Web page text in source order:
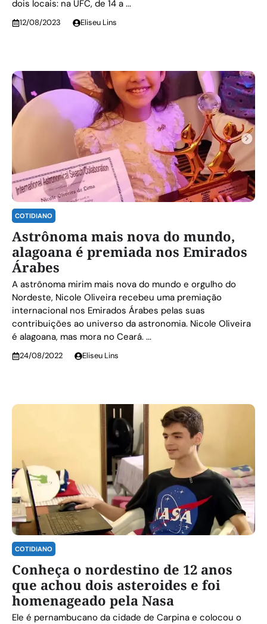
dois locais: na UFC, de 14 a ...
12/08/2023 Eliseu Lins
COTIDIANO
Astrônoma mais nova do mundo,
alagoana é premiada nos Emirados
Árabes
A astrônoma mirim mais nova do mundo e orgulho do
Nordeste, Nicole Oliveira recebeu uma premiação
internacional nos Emirados Árabes pelas suas
contribuições ao universo da astronomia. Nicole Oliveira
é alagoana, mas mora no Ceará. ...
24/08/2022 Eliseu Lins
COTIDIANO
Conheça o nordestino de 12 anos
que achou dois asteroides e foi
homenageado pela Nasa
Ele é pernambucano da cidade de Carpina e colocou o